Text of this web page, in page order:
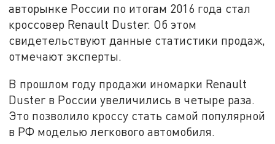
авторынке России по итогам 2016 года стал
кроссовер Renault Duster. Об этом
свидетельствуют данные статистики продаж,
отмечают эксперты.
В прошлом году продажи иномарки Renault
Duster в России увеличились в четыре раза.
Это позволило кроссу стать самой популярной
в РФ моделью легкового автомобиля.